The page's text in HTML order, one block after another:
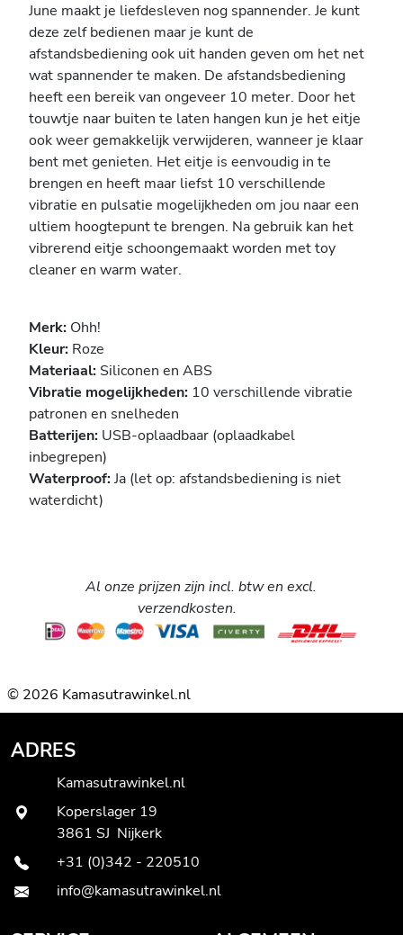
June maakt je liefdesleven nog spannender. Je kunt
deze zelf bedienen maar je kunt de
afstandsbediening ook uit handen geven om het net
wat spannender te maken. De afstandsbediening
heeft een bereik van ongeveer 10 meter. Door het
touwtje naar buiten te laten hangen kun je het eitje
ook weer gemakkelijk verwijderen, wanneer je klaar
bent met genieten. Het eitje is eenvoudig in te
brengen en heeft maar liefst 10 verschillende
vibratie en pulsatie mogelijkheden om jou naar een
ultiem hoogtepunt te brengen. Na gebruik kan het
vibrerend eitje schoongemaakt worden met toy
cleaner en warm water.
Merk: Ohh!
Kleur: Roze
Materiaal: Siliconen en ABS
Vibratie mogelijkheden: 10 verschillende vibratie
patronen en snelheden
Batterijen: USB-oplaadbaar (oplaadkabel
inbegrepen)
Waterproof:Ja (let op: afstandsbediening is niet
waterdicht)
Al onze prijzen zijn incl. btw en excl.
verzendkosten.
© 2026 Kamasutrawinkel.nl
ADRES
Kamasutrawinkel.nl
Koperslager 19
3861 SJ Nijkerk
+31 (0)342 - 220510
info@kamasutrawinkel.nl